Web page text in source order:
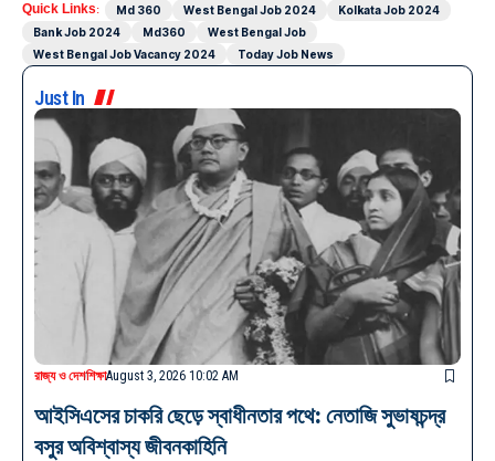
Quick Links: Md 360 West Bengal Job 2024
Kolkata Job 2024
Bank Job 2024
Md360
West Bengal Job
West Bengal Job Vacancy 2024
Today Job News
Just In
রাজ্য ও দেশশিক্ষাAugust 3, 2026 10:02 AM
আইসিএসের চাকরি ছেড়ে স্বাধীনতার পথে: নেতাজি সুভাষচন্দ্র
বসুর অবিশ্বাস্য জীবনকাহিনি